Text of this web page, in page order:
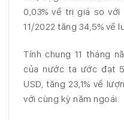
0,03% về trị giá so
11/2022 tăng 34,5% về
Tính chung 11 tháng
của nước ta ước đạt
USD, tăng 23,1% về
với cùng kỳ năm ngoái.